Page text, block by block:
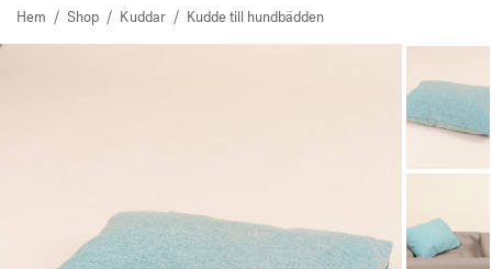
Hem / Shop / Kuddar / Kudde till hundbädden